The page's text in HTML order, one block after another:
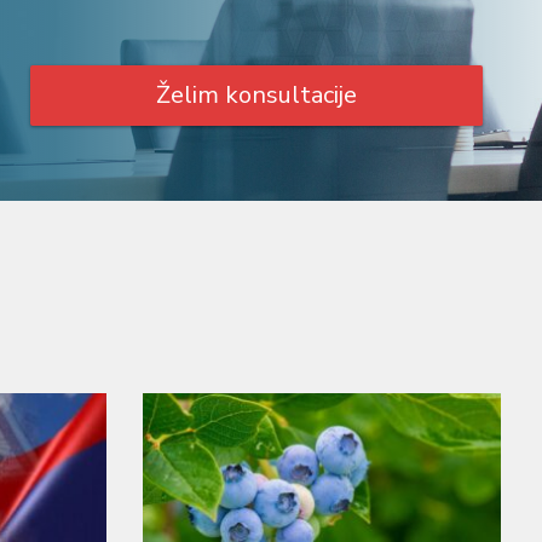
Želim konsultacije